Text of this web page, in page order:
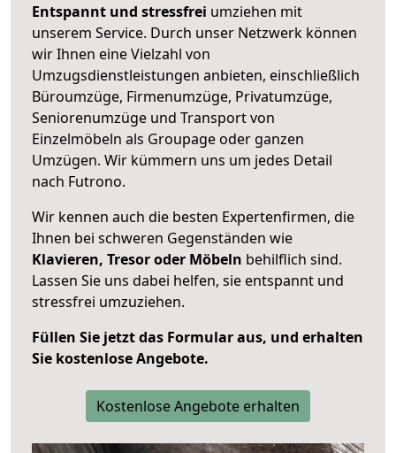
Entspannt und stressfrei umziehen mit
unserem Service. Durch unser Netzwerk können
wir Ihnen eine Vielzahl von
Umzugsdienstleistungen anbieten, einschließlich
Büroumzüge, Firmenumzüge, Privatumzüge,
Seniorenumzüge und Transport von
Einzelmöbeln als Groupage oder ganzen
Umzügen. Wir kümmern uns um jedes Detail
nach Futrono.
Wir kennen auch die besten Expertenfirmen, die
Ihnen bei schweren Gegenständen wie
Klavieren, Tresor oder Möbeln behilflich sind.
Lassen Sie uns dabei helfen, sie entspannt und
stressfrei umzuziehen.
Füllen Sie jetzt das Formular aus, und erhalten
Sie kostenlose Angebote.
Kostenlose Angebote erhalten